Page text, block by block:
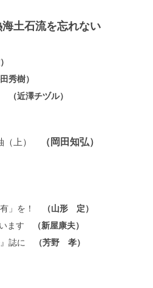
土石流を忘れない
秀樹
近澤チヅル
（上） 岡田知弘
有」を！
山形 定
ます
新屋康夫
』誌に
芳野 孝